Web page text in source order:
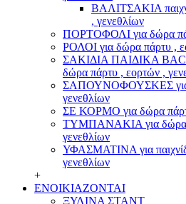
ΒΑΛΙΤΣΑΚΙΑ
, γενεθλίων
ΠΟΡΤΟΦΟΛΙ για δώρα
ΡΟΛΟΙ για δώρα πάρτυ ,
ΣΑΚΙΔΙΑ ΠΑΙΔΙΚΑ
δώρα πάρτυ , εορτών ,
ΣΑΠΟΥΝΟΦΟΥΣΚΕΣ για
γενεθλίων
ΣΕ ΚΟΡΜΟ για δώρα
ΤΥΜΠΑΝΑΚΙΑ για δώρα
γενεθλίων
ΥΦΑΣΜΑΤΙΝΑ για
γενεθλίων
+
ΕΝΟΙΚΙΑΖΟΝΤΑΙ
ΞΥΛΙΝΑ ΣΤΑΝΤ